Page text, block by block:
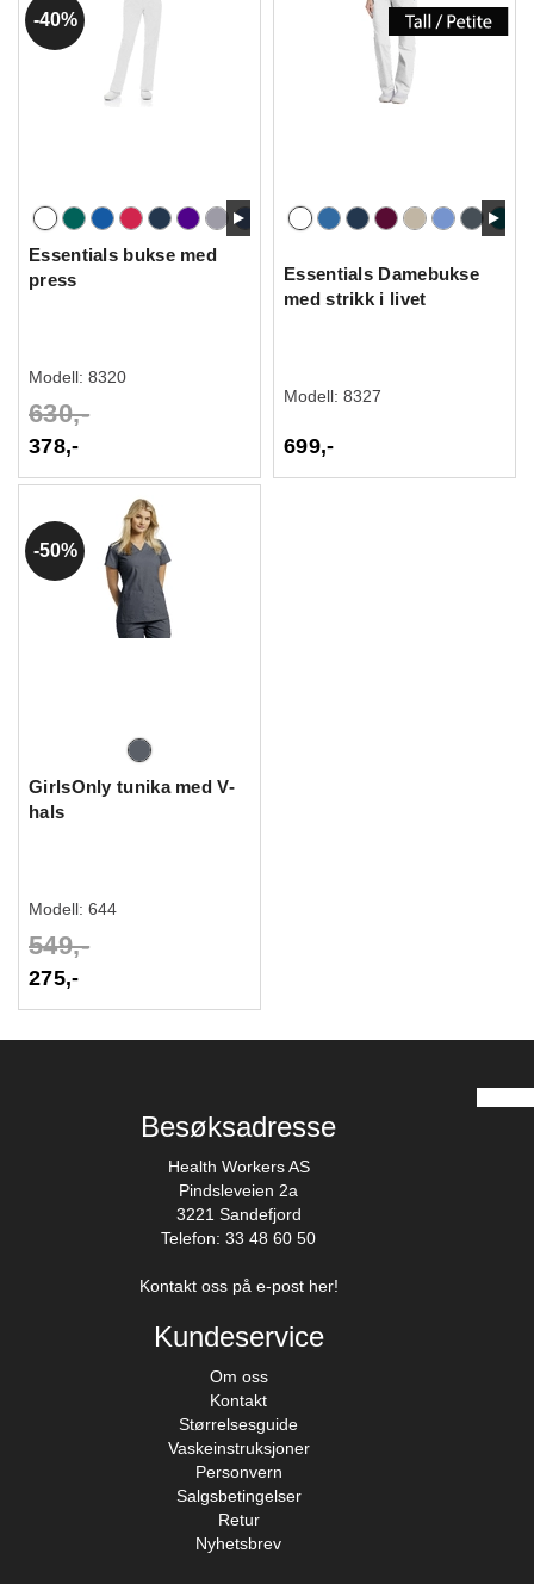
40%
Essentials bukse med
press
Modell: 8320
630,-
378,-
Essentials Damebukse
med strikk i livet
Modell: 8327
699,-
50%
GirlsOnly tunika med V-
hals
Modell: 644
549,-
275,-
Besøksadresse
Health Workers AS
Pindsleveien 2a
3221 Sandefjord
Telefon: 33 48 60 50
Kontakt oss på e-post her!
Kundeservice
Om oss
Kontakt
Størrelsesguide
Vaskeinstruksjoner
Personvern
Salgsbetingelser
Retur
Nyhetsbrev